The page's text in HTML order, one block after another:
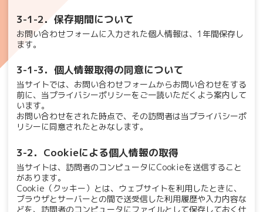
3-1-2．保存期間について
お問い合わせフォームに入力された個人情報は、1年間保存し
ます。
3-1-3．個人情報取得の同意について
当サイトでは、お問い合わせフォームからお問い合わせをする
前に、当プライバシーポリシーをご一読いただくよう案内して
います。
お問い合わせをされた時点で、その訪問者は当プライバシーポ
リシーに同意されたとみなします。
3-2．Cookieによる個人情報の取得
当サイトは、訪問者のコンピュータにCookieを送信すること
があります。
Cookie（クッキー）とは、ウェブサイトを利用したときに、
ブラウザとサーバーとの間で送受信した利用履歴や入力内容な
どを、訪問者のコンピュータにファイルとして保存しておく仕